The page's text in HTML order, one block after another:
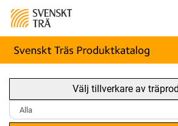
Välj tillverkare av